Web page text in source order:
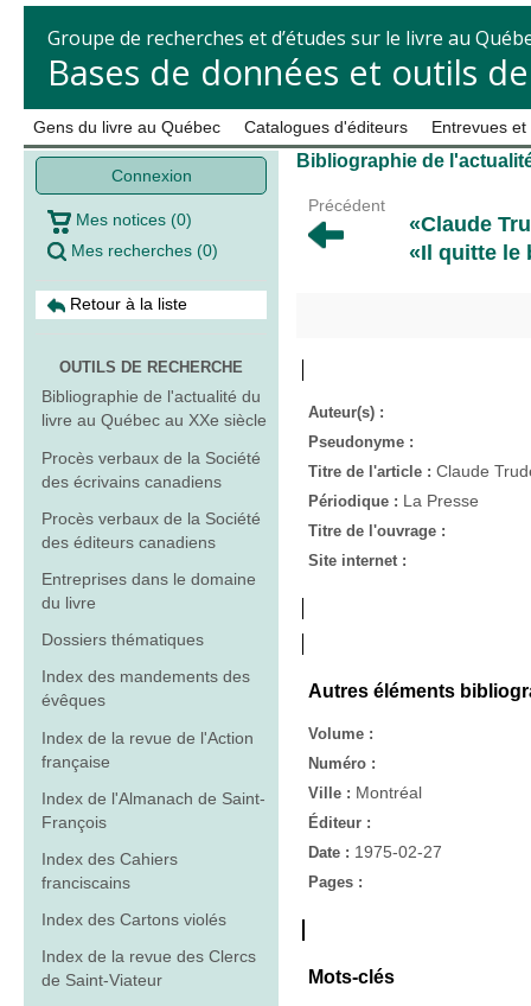
Groupe de recherches et d’études sur le livre au
Bases de données et outils
Gens du livre au Québec Catalogues d'éditeurs Entrevues
Connexion
Mes notices (0)
Mes recherches (0)
Retour à la liste
OUTILS DE RECHERCHE
Bibliographie de l'actualité du
livre au Québec au XXe siècle
Procès verbaux de la Société
des écrivains canadiens
Procès verbaux de la Société
des éditeurs canadiens
Entreprises dans le domaine
du livre
Dossiers thématiques
Index des mandements des
évêques
Index de la revue de l'Action
française
Index de l'Almanach de Saint-
François
Index des Cahiers
franciscains
Index des Cartons violés
Index de la revue des Clercs
de Saint-Viateur
Bibliographie de
Précédent
«Claude
«Il quitte le
Auteur(s) :
Pseudonyme :
Titre de l'article : Claude
Périodique : La Presse
Titre de l'ouvrage :
Site internet :
Autres éléments
Volume :
Numéro :
Ville : Montréal
Éditeur :
Date : 1975-02-27
Pages :
Mots-clés